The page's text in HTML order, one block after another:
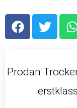
F
a
b
T
w
t
r
W
p
Prodan